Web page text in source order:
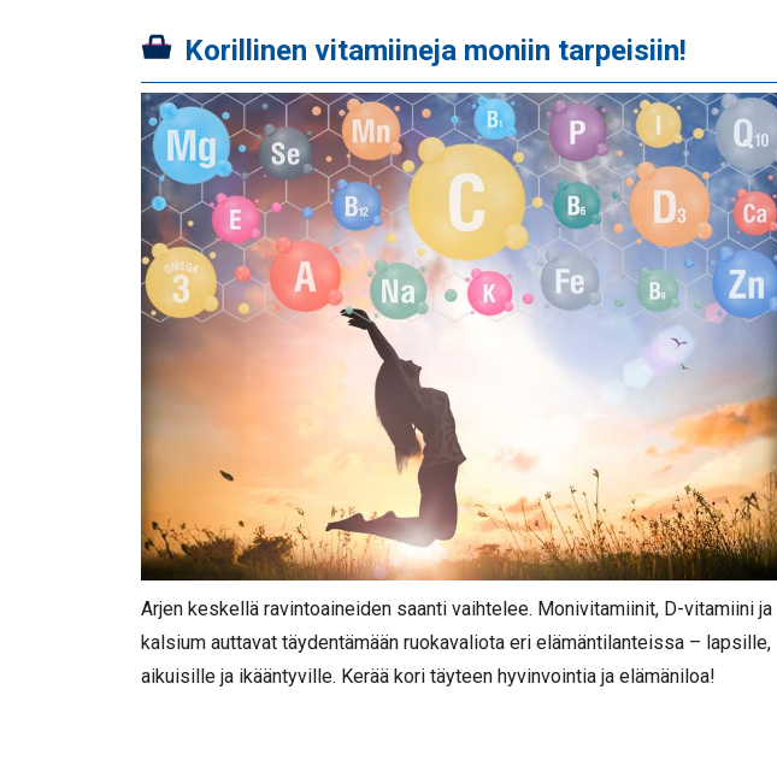
Korillinen vitamiineja moniin tarpeisiin!
Arjen keskellä ravintoaineiden saanti vaihtelee. Monivitamiinit, D-vitamiini ja
kalsium auttavat täydentämään ruokavaliota eri elämäntilanteissa – lapsille,
aikuisille ja ikääntyville. Kerää kori täyteen hyvinvointia ja elämäniloa!